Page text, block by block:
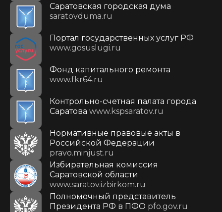
Саратовская городская дума
saratovduma.ru
Портал государственных услуг РФ
www.gosuslugi.ru
Фонд капитального ремонта
www.fkr64.ru
Контрольно-счетная палата города
Саратова www.kspsaratov.ru
Нормативные правовые акты в
Российской Федерации
pravo.minjust.ru
Избирательная комиссия
Саратовской области
www.saratov.izbirkom.ru
Полномочный представитель
Президента РФ в ПФО pfo.gov.ru